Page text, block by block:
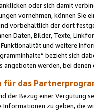
oder sich damit
vornehmen, können Sie
vorbehaltlich der dort
Daten, Bilder, Texte,
und weitere
bezieht sich
werden, bei
für das
der Bezug einer Vergütung
zu geben, die